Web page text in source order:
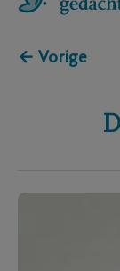
← Vorige